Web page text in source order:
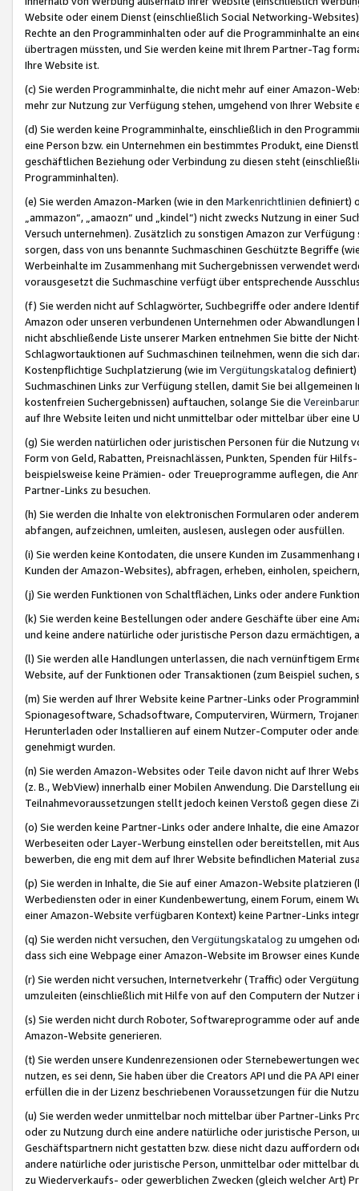
Website oder einem Dienst (einschließlich Social Networking-
Rechte an den Programminhalten oder auf die Programminhalte an
übertragen müssten, und Sie werden keine mit Ihrem Partner-Tag
Ihre Website ist.
(c) Sie werden Programminhalte, die nicht mehr auf einer Amazon-
mehr zur Nutzung zur Verfügung stehen, umgehend von Ihrer
(d) Sie werden keine Programminhalte, einschließlich in den
eine Person bzw. ein Unternehmen ein bestimmtes Produkt, eine
geschäftlichen Beziehung oder Verbindung zu diesen steht
Programminhalten).
(e) Sie werden Amazon-Marken (wie in den Markenrichtlinien definiert)
„ammazon“, „amaozn“ und „kindel“) nicht zwecks Nutzung in einer
Versuch unternehmen). Zusätzlich zu sonstigen Amazon zur
sorgen, dass von uns benannte Suchmaschinen Geschützte Begriffe
Werbeinhalte im Zusammenhang mit Suchergebnissen verwendet
vorausgesetzt die Suchmaschine verfügt über entsprechende
(f) Sie werden nicht auf Schlagwörter, Suchbegriffe oder andere
Amazon oder unseren verbundenen Unternehmen oder
nicht abschließende Liste unserer Marken entnehmen Sie bitte der
Schlagwortauktionen auf Suchmaschinen teilnehmen, wenn die sich
Kostenpflichtige Suchplatzierung (wie im Vergütungskatalog definiert)
Suchmaschinen Links zur Verfügung stellen, damit Sie bei
kostenfreien Suchergebnissen) auftauchen, solange Sie die
auf Ihre Website leiten und nicht unmittelbar oder mittelbar über eine
(g) Sie werden natürlichen oder juristischen Personen für die Nutzung
Form von Geld, Rabatten, Preisnachlässen, Punkten, Spenden für
beispielsweise keine Prämien- oder Treueprogramme auflegen, die
Partner-Links zu besuchen.
(h) Sie werden die Inhalte von elektronischen Formularen oder
abfangen, aufzeichnen, umleiten, auslesen, auslegen oder ausfüllen.
(i) Sie werden keine Kontodaten, die unsere Kunden im
Kunden der Amazon-Websites), abfragen, erheben, einholen,
(j) Sie werden Funktionen von Schaltflächen, Links oder andere
(k) Sie werden keine Bestellungen oder andere Geschäfte über eine
und keine andere natürliche oder juristische Person dazu
(l) Sie werden alle Handlungen unterlassen, die nach vernünftigem
Website, auf der Funktionen oder Transaktionen (zum Beispiel
(m) Sie werden auf Ihrer Website keine Partner-Links oder
Spionagesoftware, Schadsoftware, Computerviren, Würmern,
Herunterladen oder Installieren auf einem Nutzer-Computer oder
genehmigt wurden.
(n) Sie werden Amazon-Websites oder Teile davon nicht auf Ihrer
(z. B., WebView) innerhalb einer Mobilen Anwendung. Die Darstellung
Teilnahmevoraussetzungen stellt jedoch keinen Verstoß gegen diese
(o) Sie werden keine Partner-Links oder andere Inhalte, die eine
Werbeseiten oder Layer-Werbung einstellen oder bereitstellen, mit
bewerben, die eng mit dem auf Ihrer Website befindlichen Material
(p) Sie werden in Inhalte, die Sie auf einer Amazon-Website
Werbediensten oder in einer Kundenbewertung, einem Forum, einem
einer Amazon-Website verfügbaren Kontext) keine Partner-Links
(q) Sie werden nicht versuchen, den Vergütungskatalog zu umgehen
dass sich eine Webpage einer Amazon-Website im Browser eines
(r) Sie werden nicht versuchen, Internetverkehr (Traffic) oder
umzuleiten (einschließlich mit Hilfe von auf den Computern der
(s) Sie werden nicht durch Roboter, Softwareprogramme oder auf
Amazon-Website generieren.
(t) Sie werden unsere Kundenrezensionen oder Sternebewertungen
nutzen, es sei denn, Sie haben über die Creators API und die PA API
erfüllen die in der Lizenz beschriebenen Voraussetzungen für die
(u) Sie werden weder unmittelbar noch mittelbar über Partner-Links
oder zu Nutzung durch eine andere natürliche oder juristische
Geschäftspartnern nicht gestatten bzw. diese nicht dazu auffordern
andere natürliche oder juristische Person, unmittelbar oder mittelbar
zu Wiederverkaufs- oder gewerblichen Zwecken (gleich welcher Art)